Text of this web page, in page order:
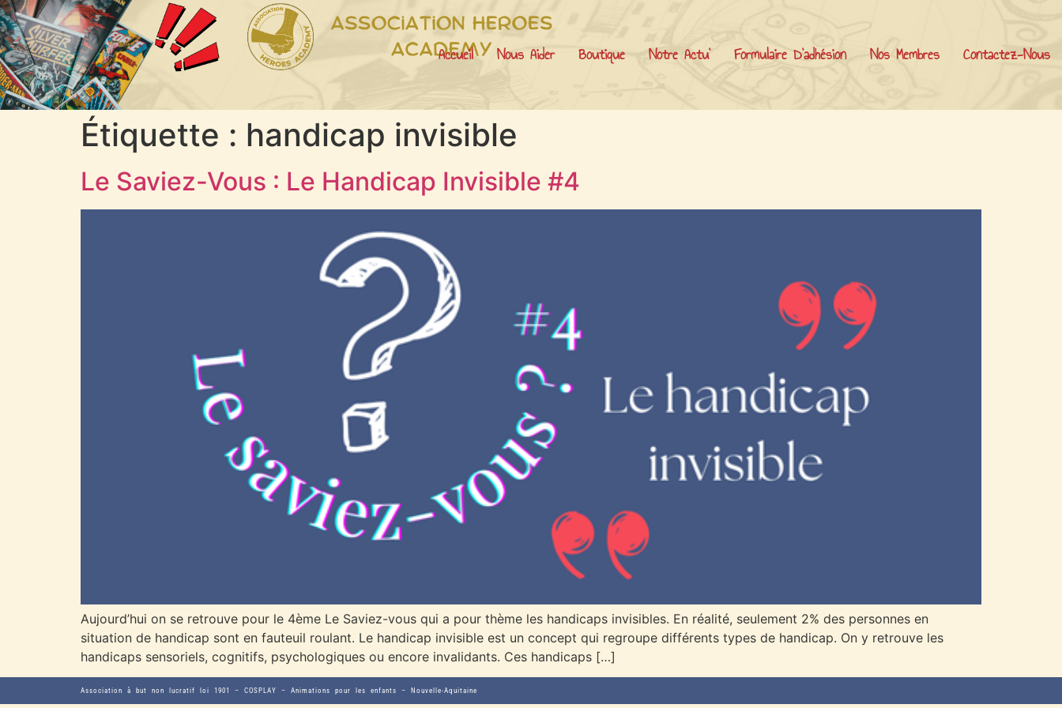
Accueil Nous Aider Boutique Notre Actu’ Formulaire D’adhésion Nos Membres Contactez-Nous
Étiquette : handicap invisible
Le Saviez-Vous : Le Handicap Invisible #4
Aujourd’hui on se retrouve pour le 4ème Le Saviez-vous qui a pour thème les handicaps invisibles. En réalité, seulement 2% des personnes en
situation de handicap sont en fauteuil roulant. Le handicap invisible est un concept qui regroupe différents types de handicap. On y retrouve les
handicaps sensoriels, cognitifs, psychologiques ou encore invalidants. Ces handicaps […]
Association à but non lucratif loi 1901 – COSPLAY – Animations pour les enfants – Nouvelle-Aquitaine